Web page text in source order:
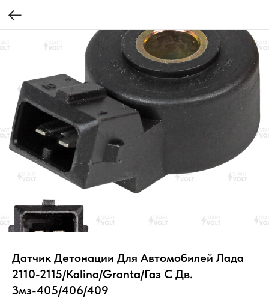
Датчик Детонации Для Автомобилей Лада
2110-2115/Kalina/Granta/Газ С Дв.
Змз-405/406/409